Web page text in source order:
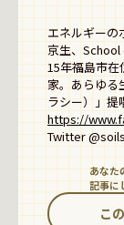
エネルギーの
京生、School
15年福島市在
家。あらゆる
https://
あなた
記事に
こ